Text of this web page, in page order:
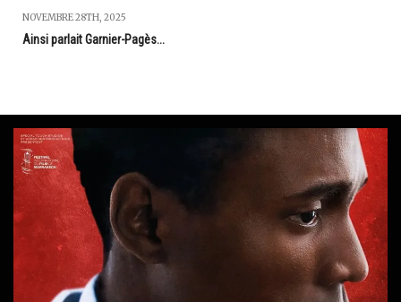
NOVEMBRE 28TH, 2025
Ainsi parlait Garnier-Pagès...